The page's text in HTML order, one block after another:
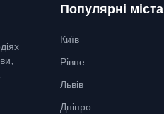
Популярні міста
Київ
Рівне
Львів
Дніпро